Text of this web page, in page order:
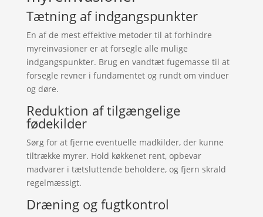
Tætning af indgangspunkter
En af de mest effektive metoder til at forhindre
myreinvasioner er at forsegle alle mulige
indgangspunkter. Brug en vandtæt fugemasse til at
forsegle revner i fundamentet og rundt om vinduer
og døre.
Reduktion af tilgængelige
fødekilder
Sørg for at fjerne eventuelle madkilder, der kunne
tiltrække myrer. Hold køkkenet rent, opbevar
madvarer i tætsluttende beholdere, og fjern skrald
regelmæssigt.
Dræning og fugtkontrol